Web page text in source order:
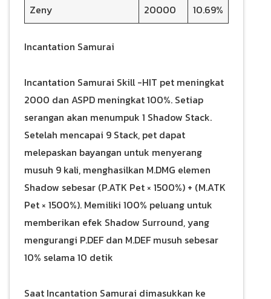
Zeny 20000 10.69%
Incantation Samurai
Incantation Samurai Skill -HIT pet meningkat
2000 dan ASPD meningkat 100%. Setiap
serangan akan menumpuk 1 Shadow Stack.
Setelah mencapai 9 Stack, pet dapat
melepaskan bayangan untuk menyerang
musuh 9 kali, menghasilkan M.DMG elemen
Shadow sebesar (P.ATK Pet × 1500%) + (M.ATK
Pet × 1500%). Memiliki 100% peluang untuk
memberikan efek Shadow Surround, yang
mengurangi P.DEF dan M.DEF musuh sebesar
10% selama 10 detik
Saat Incantation Samurai dimasukkan ke